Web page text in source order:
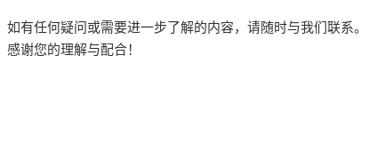
如有任何疑问或需要进一步了解的内容，请随时与我们联系。
感谢您的理解与配合！